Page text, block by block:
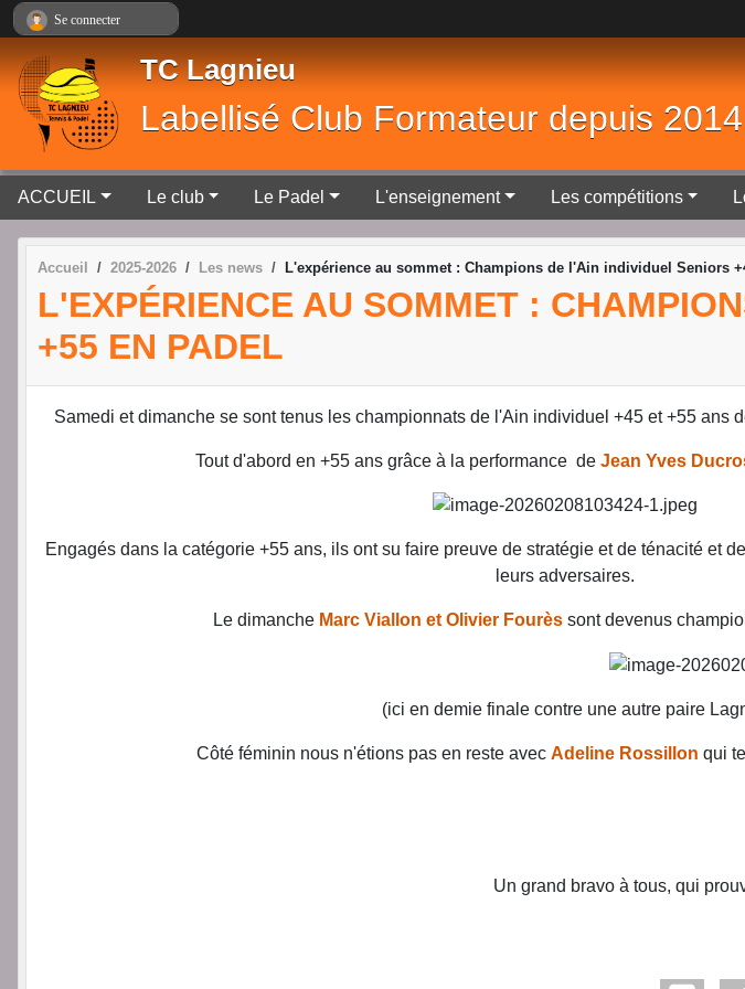
TC Lagnieu
Labellisé Club Formateur depuis
ACCUEIL Le club Le Padel L'enseignement Les compétitions
Accueil 2025-2026 Les news L'expérience au sommet : Champions de l'Ain individuel Seniors
L'EXPÉRIENCE AU SOMMET :
+55 EN PADEL
Samedi et dimanche se sont tenus les championnats de l'Ain individuel +45 et +55 ans
Tout d'abord en +55 ans grâce à la performance de Jean Yves
Engagés dans la catégorie +55 ans, ils ont su faire preuve de stratégie et de ténacité et
leurs adversaires.
Le dimanche Marc Viallon et Olivier Fourès sont devenus
(ici en demie finale contre une autre paire
Côté féminin nous n'étions pas en reste avec Adeline Rossillon qui
Un grand bravo à tous, qui
Se connecter
Panneau de gestion des cookies